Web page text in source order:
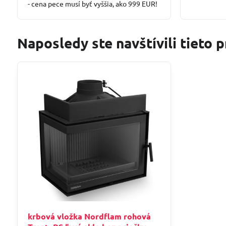
- cena pece musí byť vyššia, ako 999 EUR!
Naposledy ste navštívili tieto
krbová vložka Nordflam rohová